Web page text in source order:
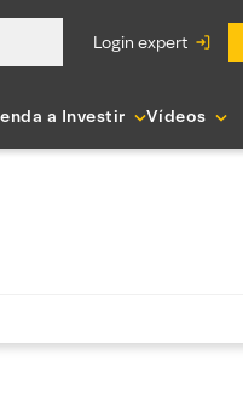
login expert
a Investir Vídeos